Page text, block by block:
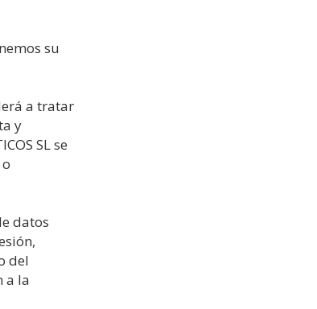
su
a tratar
y
SL se
datos
del
a la